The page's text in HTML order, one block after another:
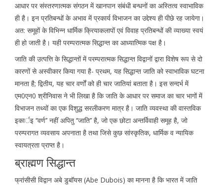
आधार पर संस्तरणात्मक संगठन में खानपान संबंधी बन्धनों का अस्तित्व स्वाभाविक
ही है। इन प्रतिबन्धों के अभाव में प्रकार्य विभाजन का उद्देश्य ही पीछे रह जायेगा।
अत: समूहों के विभिन्न धार्मिक क्रियाकलापों एवं विवाह प्रतिबन्धों की व्याख्या स्वयं
ही हो जाती है। यही परम्परात्मक सिद्धान्त का आध्यात्मिक पक्ष है।
जाति की उत्पत्ति के सिद्धान्तों में परम्परात्मक सिद्धान्त विद्वानों द्वारा विशेष रूप से दो
कारणों से अस्वीकार किया गया है- प्रथम, यह सिद्धान्त जाति को स्वाभाविक घटना
मानता है; द्वितीय, यह चार वर्णों को ही चार जातियां बताता है। इस सन्दर्भ में
एम0एन0 श्रीनिवास ने भी लिखा है कि जाति के आधार पर समाज का चार भागों में
विभाजन तथ्यों का एक विशुद्ध सरलीकरण मात्र है। जाति व्यवस्था की वास्तविक
इकार्इ ‘‘वर्ण’’ नहीं अपितु ‘‘जाति’’ है, जो एक छोटा अन्तर्विवाही समूह है, जो
परम्परागत व्यवसाय अपनाता है तथा जिसे कुछ सांस्कृतिक, धार्मिक व न्यायिक
स्वायत्रता प्राप्त है।
ब्राह्मण सिद्धान्त
फ्रांसीसी विद्वान अबे डुबॉयस (Abe Dubois) का मानना है कि भारत में जाति